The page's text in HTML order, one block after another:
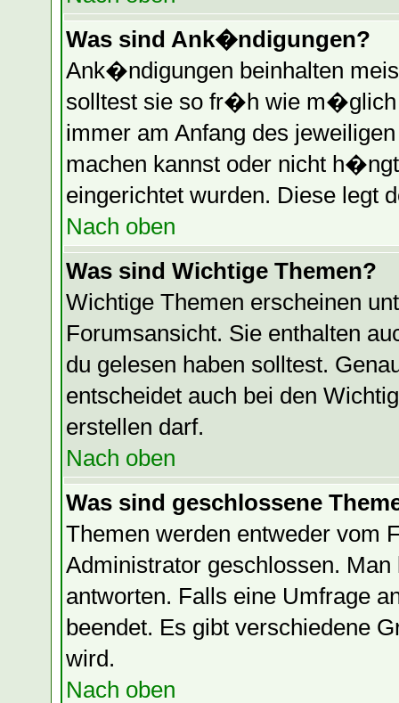
Was sind Ank�ndigungen?
Ank�ndigungen beinhalten
solltest sie so fr�h wie
immer am Anfang des
machen kannst oder nicht
eingerichtet wurden. Diese legt
Nach oben
Was sind Wichtige Themen?
Wichtige Themen erscheinen
Forumsansicht. Sie enthalten
du gelesen haben solltest.
entscheidet auch bei den
erstellen darf.
Nach oben
Was sind geschlossene
Themen werden entweder vom
Administrator geschlossen.
antworten. Falls eine Umfrage
beendet. Es gibt verschiedene
wird.
Nach oben